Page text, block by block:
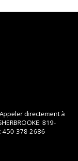
directement à
819-
450-378-2686